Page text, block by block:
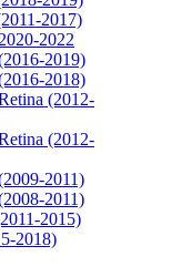
2017)
2022
2019)
2018)
(2012-
(2012-
2011)
2011)
2015)
2018)